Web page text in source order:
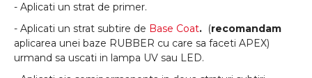
- Aplicati un strat de primer.
- Aplicati un strat subtire de Base Coat. (recomandam
aplicarea unei baze RUBBER cu care sa faceti APEX)
urmand sa uscati in lampa UV sau LED.